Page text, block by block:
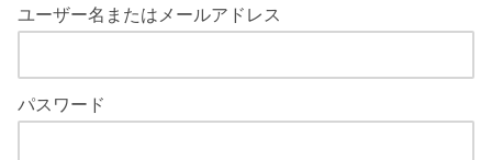
ユーザー名またはメールアドレス
パスワード